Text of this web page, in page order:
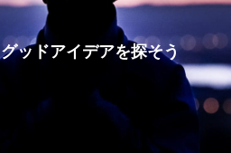
グッドアイデアを探そう